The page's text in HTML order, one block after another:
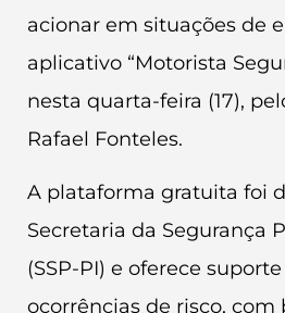
acionar em situações de
aplicativo “Motorista
nesta quarta-feira (17),
Rafael Fonteles.
A plataforma gratuita foi
Secretaria da Segurança
(SSP-PI) e oferece
ocorrências de risco, com